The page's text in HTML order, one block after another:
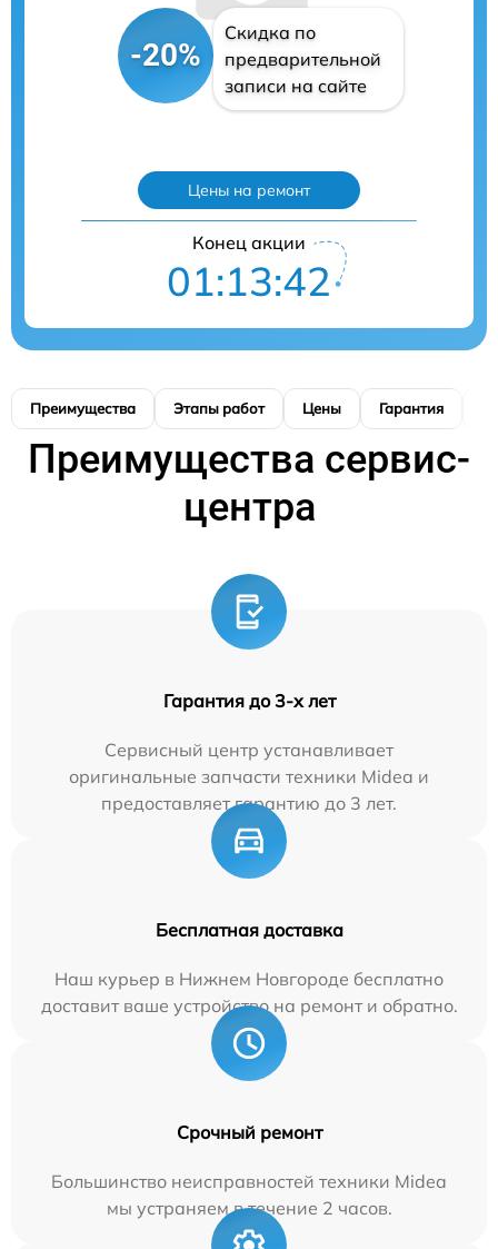
-20%
Скидка по
предварительной
записи на сайте
Цены на ремонт
Конец акции
01:13:41
Преимущества Этапы работ Цены Гарантия
Преимущества сервис-
центра
Гарантия до 3-х лет
Сервисный центр устанавливает
оригинальные запчасти техники Midea и
предоставляет гарантию до 3 лет.
Бесплатная доставка
Наш курьер в Нижнем Новгороде бесплатно
доставит ваше устройство на ремонт и обратно.
Срочный ремонт
Большинство неисправностей техники Midea
мы устраняем в течение 2 часов.